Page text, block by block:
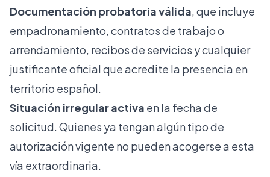
Documentación probatoria válida, que incluye
empadronamiento, contratos de trabajo o
arrendamiento, recibos de servicios y cualquier
justificante oficial que acredite la presencia en
territorio español.
Situación irregular activa en la fecha de
solicitud. Quienes ya tengan algún tipo de
autorización vigente no pueden acogerse a esta
vía extraordinaria.